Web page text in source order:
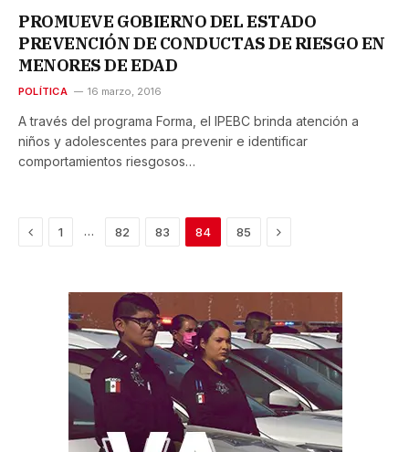
PROMUEVE GOBIERNO DEL ESTADO
PREVENCIÓN DE CONDUCTAS DE RIESGO EN
MENORES DE EDAD
POLÍTICA 16 marzo, 2016
A través del programa Forma, el IPEBC brinda atención a
niños y adolescentes para prevenir e identificar
comportamientos riesgosos…
Previous
1 … 82 83 84 85 Next